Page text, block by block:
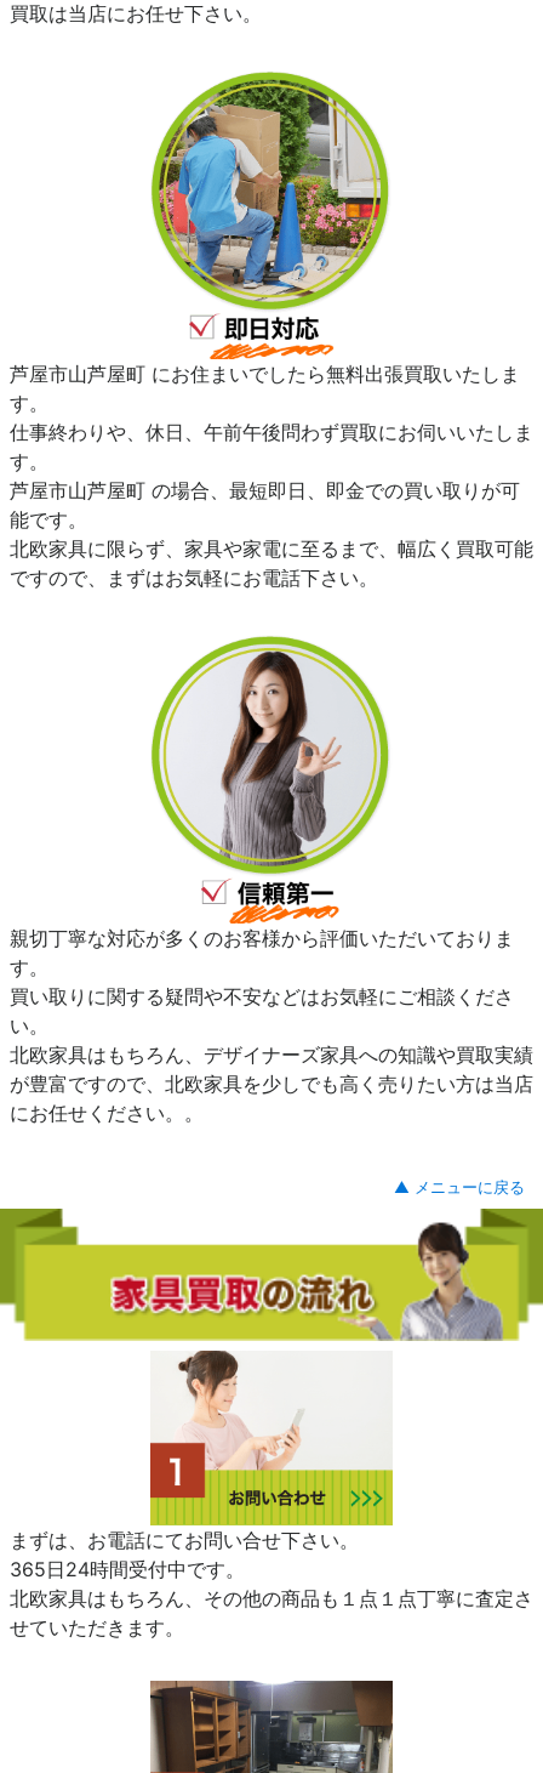
買取は当店にお任せ下さい。
芦屋市山芦屋町 にお住まいでしたら無料出張買取いたしま
す。
仕事終わりや、休日、午前午後問わず買取にお伺いいたしま
す。
芦屋市山芦屋町 の場合、最短即日、即金での買い取りが可
能です。
北欧家具に限らず、家具や家電に至るまで、幅広く買取可能
ですので、まずはお気軽にお電話下さい。
親切丁寧な対応が多くのお客様から評価いただいておりま
す。
買い取りに関する疑問や不安などはお気軽にご相談くださ
い。
北欧家具はもちろん、デザイナーズ家具への知識や買取実績
が豊富ですので、北欧家具を少しでも高く売りたい方は当店
にお任せください。。
▲ メニューに戻る
まずは、お電話にてお問い合せ下さい。
365日24時間受付中です。
北欧家具はもちろん、その他の商品も１点１点丁寧に査定さ
せていただきます。